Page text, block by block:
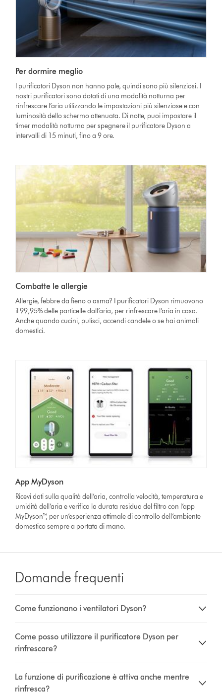
Per dormire meglio
I purificatori Dyson non hanno pale, quindi sono più silenziosi. I
nostri purificatori sono dotati di una modalità notturna per
rinfrescare l’aria utilizzando le impostazioni più silenziose e con
luminosità dello schermo attenuata. Di notte, puoi impostare il
timer modalità notturna per spegnere il purificatore Dyson a
intervalli di 15 minuti, fino a 9 ore.
Combatte le allergie
Allergie, febbre da fieno o asma? I purificatori Dyson rimuovono
il 99,95% delle particelle dall’aria, per rinfrescare l’aria in casa.
Anche quando cucini, pulisci, accendi candele o se hai animali
domestici.
App MyDyson
Ricevi dati sulla qualità dell’aria, controlla velocità, temperatura e
umidità dell’aria e verifica la durata residua del filtro con l’app
MyDyson™, per un’esperienza ottimale di controllo dell’ambiente
domestico sempre a portata di mano.
Domande frequenti
Come funzionano i ventilatori Dyson?
Come posso utilizzare il purificatore Dyson per
rinfrescare?
La funzione di purificazione è attiva anche mentre
rinfresca?